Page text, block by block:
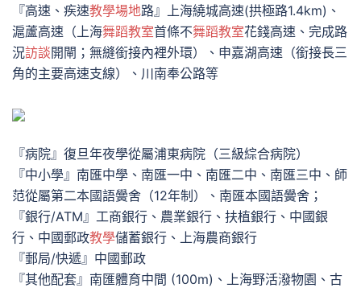
『高速、疾速教學場地路』上海繞城高速(拱極路1.4km)、
滬蘆高速（上海舞蹈教室首條不舞蹈教室花錢高速、完成路
況訪談開閘；無縫銜接內裡外環）、申嘉湖高速（銜接長三
角的主要高速支線）、川南奉公路等
『病院』復旦年夜學從屬浦東病院（三級綜合病院）
『中小學』南匯中學、南匯一中、南匯二中、南匯三中、師
范從屬第二本國語黌舍（12年制）、南匯本國語黌舍；
『銀行/ATM』工商銀行、農業銀行、扶植銀行、中國銀
行、中國郵政教學儲蓄銀行、上海農商銀行
『郵局/快遞』中國郵政
『其他配套』南匯體育中間 (100m)、上海野活潑物園、古